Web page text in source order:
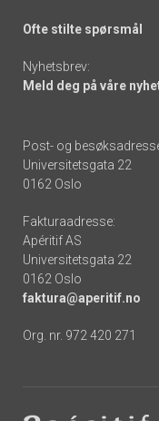
Ofte stilte spørsmål
Nyhetsbrev:
Meld deg på våre
Post- og
Universitetsgata 22
0162 Oslo
Fakturaadresse:
Apéritif AS
Universitetsgata 22
0162 Oslo
faktura@aperitif.no
Org. nr. 972 420 271